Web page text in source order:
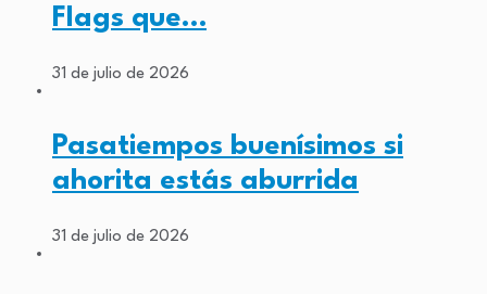
Flags que…
31 de julio de 2026
Pasatiempos buenísimos si
ahorita estás aburrida
31 de julio de 2026